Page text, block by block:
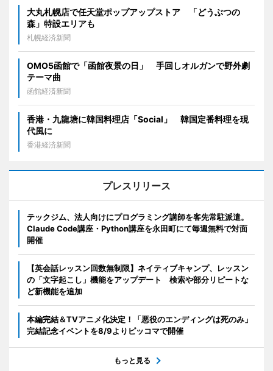
大丸札幌店で任天堂ポップアップストア 「どうぶつの
森」特設エリアも
札幌経済新聞
OMO5函館で「函館夜景の日」 手回しオルガンで野外劇
テーマ曲
函館経済新聞
香港・九龍塘に韓国料理店「Social」 韓国定番料理を現
代風に
香港経済新聞
プレスリリース
テックジム、法人向けにプログラミング講師を客先常駐派遣。
Claude Code講座・Python講座を永田町にて毎週無料で対面
開催
【英会話レッスン回数無制限】ネイティブキャンプ、レッスン
の「文字起こし」機能をアップデート 検索や部分リピートな
ど新機能を追加
本編完結＆TVアニメ化決定！「悪役のエンディングは死のみ」
完結記念イベントを8/9よりピッコマで開催
もっと見る